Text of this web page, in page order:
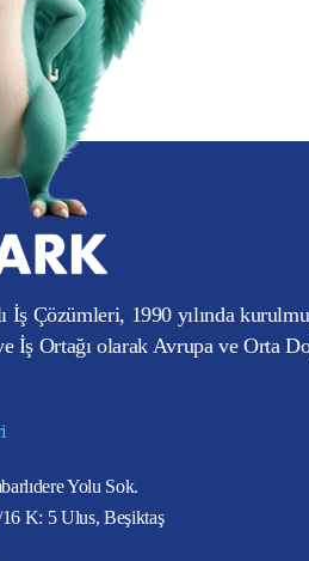
İş Çözümleri, 1990 yılında
İş Ortağı olarak Avrupa ve Orta
Yolu Sok.
K: 5 Ulus, Beşiktaş